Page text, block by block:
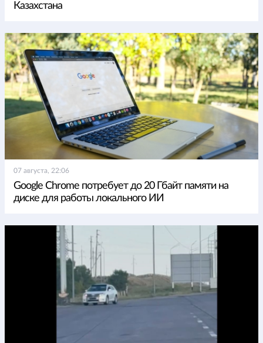
Казахстана
07 августа, 22:06
Google Chrome потребует до 20 Гбайт памяти на
диске для работы локального ИИ